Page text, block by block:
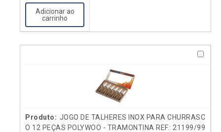
Adicionar ao
carrinho
JOGO DE TALHERES INOX PARA CHURRASC
O 12 PEÇAS POLYWOO - TRAMONTINA REF.: 21199/99